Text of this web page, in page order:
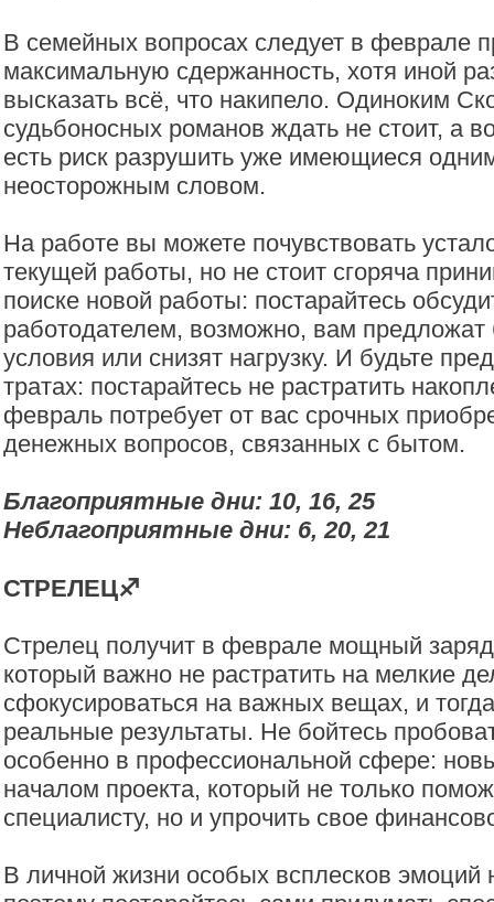
В семейных вопросах следует в феврале
максимальную сдержанность, хотя иной
высказать всё, что накипело. Одиноким
судьбоносных романов ждать не стоит, а
есть риск разрушить уже имеющиеся
неосторожным словом.
На работе вы можете почувствовать
текущей работы, но не стоит сгоряча
поиске новой работы: постарайтесь
работодателем, возможно, вам предложат
условия или снизят нагрузку. И будьте
тратах: постарайтесь не растратить
февраль потребует от вас срочных
денежных вопросов, связанных с бытом.
Благоприятные дни: 10, 16, 25
Неблагоприятные дни: 6, 20, 21
СТРЕЛЕЦ♐️
Стрелец получит в феврале мощный
который важно не растратить на мелкие
сфокусироваться на важных вещах, и
реальные результаты. Не бойтесь
особенно в профессиональной сфере:
началом проекта, который не только
специалисту, но и упрочить свое
В личной жизни особых всплесков эмоций